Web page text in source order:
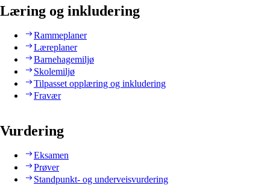
Læring og inkludering
Rammeplaner
Læreplaner
Barnehagemiljø
Skolemiljø
Tilpasset opplæring og inkludering
Fravær
Vurdering
Eksamen
Prøver
Standpunkt- og underveisvurdering